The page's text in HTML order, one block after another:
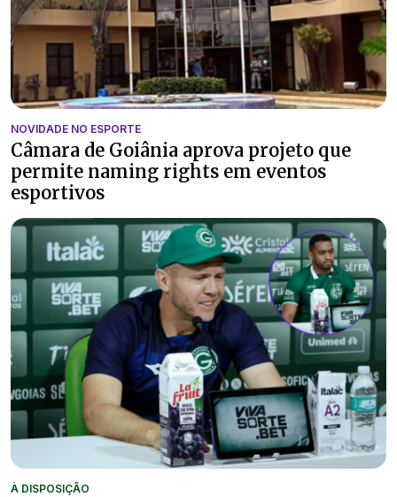
NOVIDADE NO ESPORTE
Câmara de Goiânia aprova projeto que
permite naming rights em eventos
esportivos
À DISPOSIÇÃO